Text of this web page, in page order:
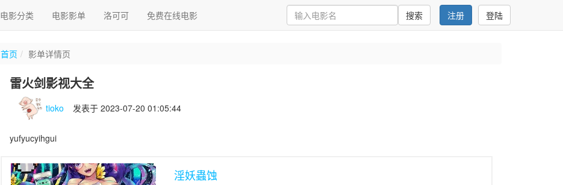
电影分类 电影影单 洛可可 免费在线电影 搜索 注册 登陆
首页 影单详情页
雷火剑影视大全
tioko 发表于 2023-07-20 01:05:44
yufyucyihgui
淫妖蟲蚀